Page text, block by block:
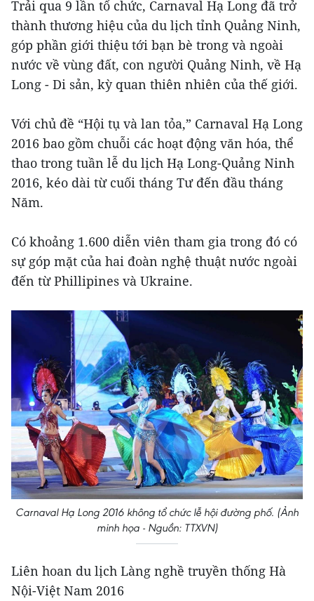
Trải qua 9 lần tổ chức, Carnaval Hạ Long đã trở
thành thương hiệu của du lịch tỉnh Quảng Ninh,
góp phần giới thiệu tới bạn bè trong và ngoài
nước về vùng đất, con người Quảng Ninh, về Hạ
Long - Di sản, kỳ quan thiên nhiên của thế giới.
Với chủ đề “Hội tụ và lan tỏa,” Carnaval Hạ Long
2016 bao gồm chuỗi các hoạt động văn hóa, thể
thao trong tuần lễ du lịch Hạ Long-Quảng Ninh
2016, kéo dài từ cuối tháng Tư đến đầu tháng
Năm.
Có khoảng 1.600 diễn viên tham gia trong đó có
sự góp mặt của hai đoàn nghệ thuật nước ngoài
đến từ Phillipines và Ukraine.
Carnaval Hạ Long 2016 không tổ chức lễ hội đường phố. (Ảnh
minh họa - Nguồn: TTXVN)
Liên hoan du lịch Làng nghề truyền thống Hà
Nội-Việt Nam 2016